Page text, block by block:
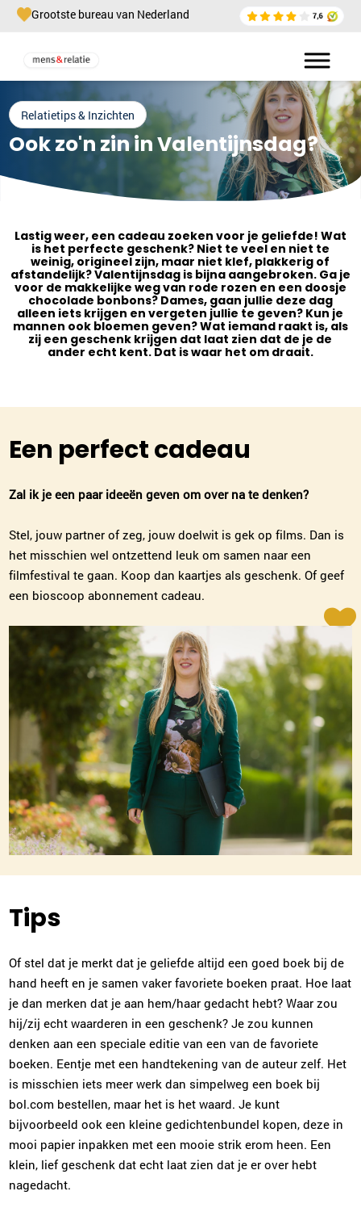
Grootste bureau van Nederland
Relatietips & Inzichten
Ook zo'n zin in Valentijnsdag?
Lastig weer, een cadeau zoeken voor je geliefde! Wat
is het perfecte geschenk? Niet te veel en niet te
weinig, origineel zijn, maar niet klef, plakkerig of
afstandelijk? Valentijnsdag is bijna aangebroken. Ga je
voor de makkelijke weg van rode rozen en een doosje
chocolade bonbons? Dames, gaan jullie deze dag
alleen iets krijgen en vergeten jullie te geven? Kun je
mannen ook bloemen geven? Wat iemand raakt is, als
zij een geschenk krijgen dat laat zien dat de je de
ander echt kent. Dat is waar het om draait.
Een perfect cadeau
Zal ik je een paar ideeën geven om over na te denken?
Stel, jouw partner of zeg, jouw doelwit is gek op films. Dan is
het misschien wel ontzettend leuk om samen naar een
filmfestival te gaan. Koop dan kaartjes als geschenk. Of geef
een bioscoop abonnement cadeau.
Tips
Of stel dat je merkt dat je geliefde altijd een goed boek bij de
hand heeft en je samen vaker favoriete boeken praat. Hoe laat
je dan merken dat je aan hem/haar gedacht hebt? Waar zou
hij/zij echt waarderen in een geschenk? Je zou kunnen
denken aan een speciale editie van een van de favoriete
boeken. Eentje met een handtekening van de auteur zelf. Het
is misschien iets meer werk dan simpelweg een boek bij
bol.com bestellen, maar het is het waard. Je kunt
bijvoorbeeld ook een kleine gedichtenbundel kopen, deze in
mooi papier inpakken met een mooie strik erom heen. Een
klein, lief geschenk dat echt laat zien dat je er over hebt
nagedacht.